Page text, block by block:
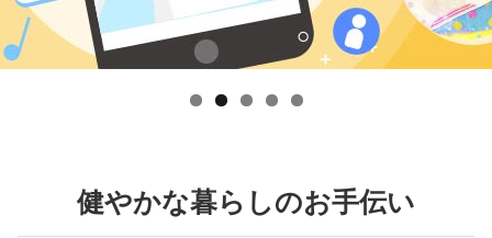
健やかな暮らしのお手伝い